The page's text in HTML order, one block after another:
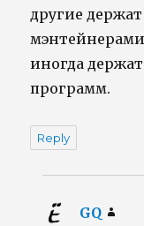
другие
мэнтейнерами
иногда
программ.
Reply
GQ